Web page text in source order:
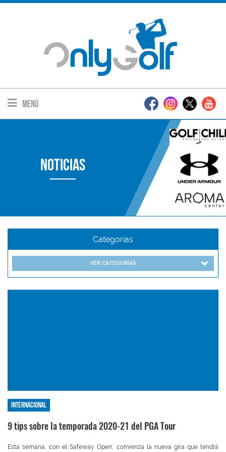
Menú
Noticias
Categorías
VER CATEGORÍAS
Internacional
9 tips sobre la temporada 2020-21 del PGA Tour
Esta semana, con el Safeway Open, comienza la nueva gira que tendrá